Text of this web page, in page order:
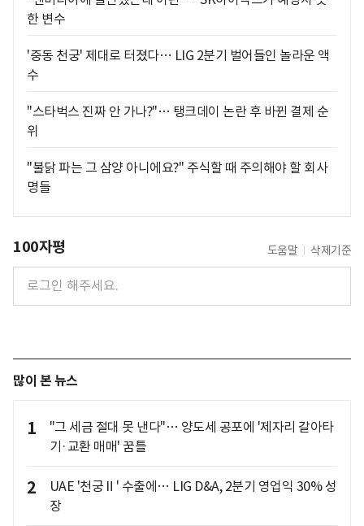
한 변수
'중동 천궁' 제대로 터졌다… LIG 2분기 벌어들인 놀라운 액
수
"스타벅스 진짜 안 가나?"… 탱크데이 논란 후 바뀐 결제 순
위
"불닭 파는 그 삼양 아니에요?" 주식할 때 주의해야 할 회사
명들
100자평 도움말 삭제기준
많이 본 뉴스
1
"그 세금 절대 못 낸다"… 양도세 공포에 '제자리 갈아타
기·교환 매매' 꿈틀
2
UAE '천궁Ⅱ' 수출에… LIG D&A, 2분기 영업익 30% 성
장